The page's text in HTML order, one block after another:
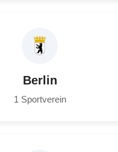
Berlin
1 Sportverein